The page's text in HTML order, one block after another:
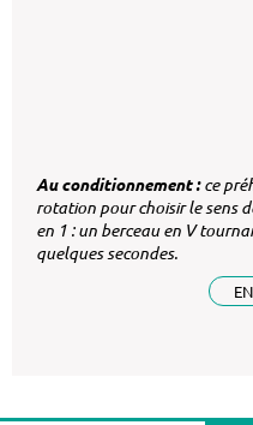
Au conditionnement :ce
rotation pour choisir le sens
en 1 : un berceau en V
quelques secondes.